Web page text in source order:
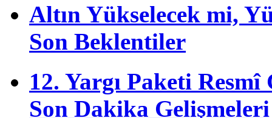
Altın Yükselecek mi,
Son Beklentiler
12. Yargı Paketi Resmî
Son Dakika Gelişmeleri